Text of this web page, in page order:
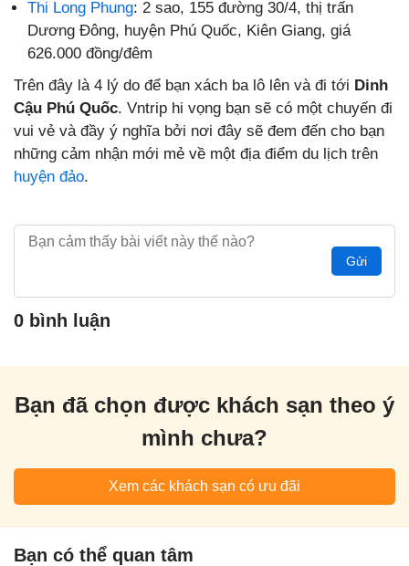
Thi Long Phung: 2 sao, 155 đường 30/4, thị trấn
Dương Đông, huyện Phú Quốc, Kiên Giang, giá
626.000 đồng/đêm
Trên đây là 4 lý do để bạn xách ba lô lên và đi tới Dinh
Cậu Phú Quốc. Vntrip hi vọng bạn sẽ có một chuyến đi
vui vẻ và đầy ý nghĩa bởi nơi đây sẽ đem đến cho bạn
những cảm nhận mới mẻ về một địa điểm du lịch trên
huyện đảo.
Gửi
0 bình luận
Bạn đã chọn được khách sạn theo ý
mình chưa?
Xem các khách sạn có ưu đãi
Bạn có thể quan tâm